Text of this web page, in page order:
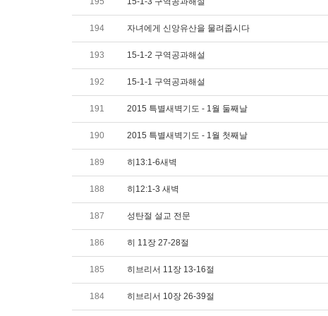
194 자녀에게 신앙유산을 물려줍시다
193 15-1-2 구역공과해설
192 15-1-1 구역공과해설
191 2015 특별새벽기도 - 1월 둘째날
190 2015 특별새벽기도 - 1월 첫째날
189 히13:1-6새벽
188 히12:1-3 새벽
187 성탄절 설교 전문
186 히 11장 27-28절
185 히브리서 11장 13-16절
184 히브리서 10장 26-39절